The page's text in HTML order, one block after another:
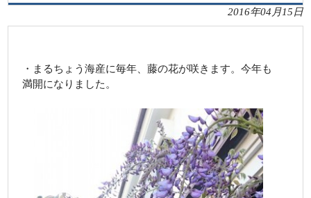
2016年04月15日
・まるちょう海産に毎年、藤の花が咲きます。今年も
満開になりました。